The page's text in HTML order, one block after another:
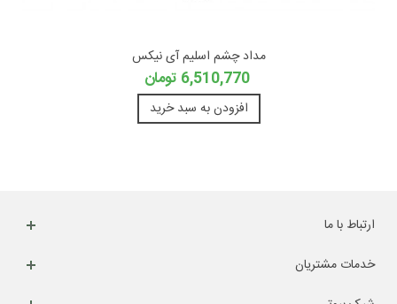
مداد چشم اسلیم آی نیکس
6,510,770 تومان
افزودن به سبد خرید
ارتباط با ما
خدمات مشتریان